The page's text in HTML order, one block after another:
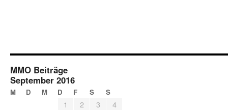
MMO Beiträge
September 2016
M D M D F S S
1 2 3
4